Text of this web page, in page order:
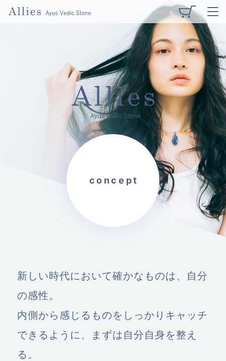
concept
新しい時代において確かなものは、自分
の感性。
内側から感じるものをしっかりキャッチ
できるように、まずは自分自身を整え
る。